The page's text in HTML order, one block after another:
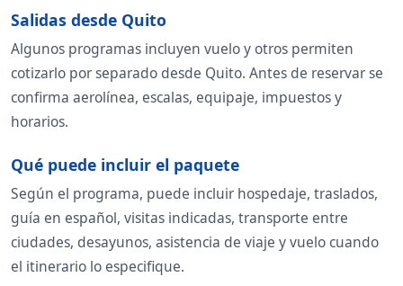
Salidas desde Quito
Algunos programas incluyen vuelo y otros permiten
cotizarlo por separado desde Quito. Antes de reservar se
confirma aerolínea, escalas, equipaje, impuestos y
horarios.
Qué puede incluir el paquete
Según el programa, puede incluir hospedaje, traslados,
guía en español, visitas indicadas, transporte entre
ciudades, desayunos, asistencia de viaje y vuelo cuando
el itinerario lo especifique.